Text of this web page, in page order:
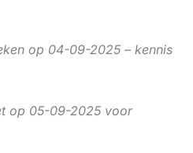
op 04-09-2025 – kennis
op 05-09-2025 voor